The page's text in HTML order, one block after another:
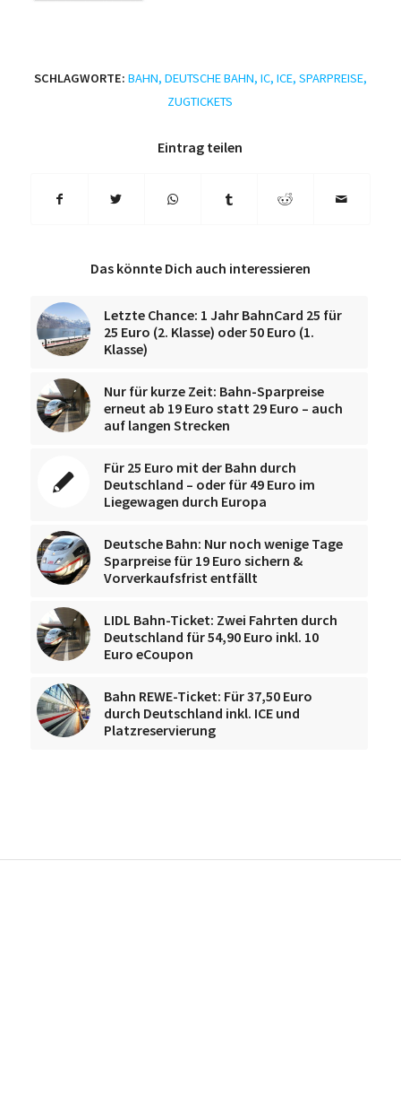
SCHLAGWORTE: BAHN, DEUTSCHE BAHN, IC, ICE, SPARPREISE,
ZUGTICKETS
Eintrag teilen
Das könnte Dich auch interessieren
Letzte Chance: 1 Jahr BahnCard 25 für
25 Euro (2. Klasse) oder 50 Euro (1.
Klasse)
Nur für kurze Zeit: Bahn-Sparpreise
erneut ab 19 Euro statt 29 Euro – auch
auf langen Strecken
Für 25 Euro mit der Bahn durch
Deutschland – oder für 49 Euro im
Liegewagen durch Europa
Deutsche Bahn: Nur noch wenige Tage
Sparpreise für 19 Euro sichern &
Vorverkaufsfrist entfällt
LIDL Bahn-Ticket: Zwei Fahrten durch
Deutschland für 54,90 Euro inkl. 10
Euro eCoupon
Bahn REWE-Ticket: Für 37,50 Euro
durch Deutschland inkl. ICE und
Platzreservierung